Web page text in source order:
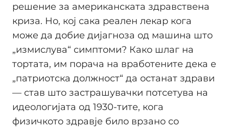
решение за американската здравствена
криза. Но, кој сака реален лекар кога
може да добие дијагноза од машина што
„измислува“ симптоми? Како шлаг на
тортата, им порача на вработените дека е
„патриотска должност“ да останат здрави
— став што застрашувачки потсетува на
идеологијата од 1930-тите, кога
физичкото здравје било врзано со